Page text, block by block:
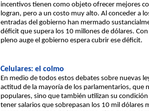
incentivos tienen como objeto ofrecer mejores
logran, pero a un costo muy alto. Al conceder a
entradas del gobierno han mermado
déficit que supera los 10 millones de dólares.
pleno auge el gobierno espera cubrir ese déficit.
Celulares: el colmo
En medio de todos estos debates sobre nuevas
actitud de la mayoría de los parlamentarios, que
populares, sino que también utilizan su
tener salarios que sobrepasan los 10 mil dólares